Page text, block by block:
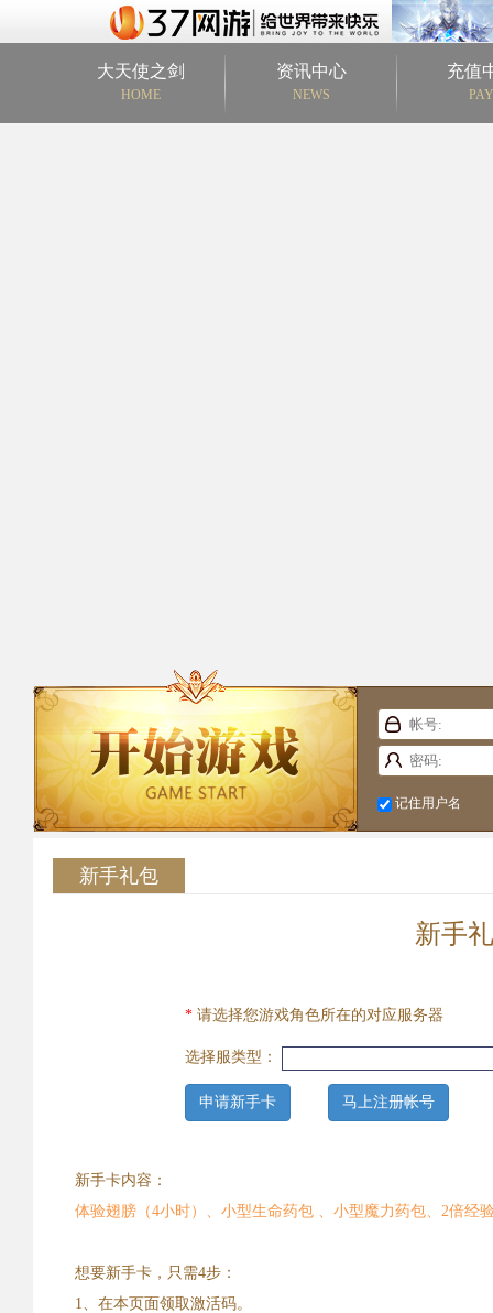
大天使之剑
HOME
资讯中心
NEWS
充值
PAY
记住用户名
新手礼包
新手
* 请选择您游戏角色所在的对应服务器
选择服类型：
申请新手卡 马上注册帐号
新手卡内容：
体验翅膀（4小时）、小型生命药包 、小型魔力药包、2倍经
想要新手卡，只需4步：
1、在本页面领取激活码。